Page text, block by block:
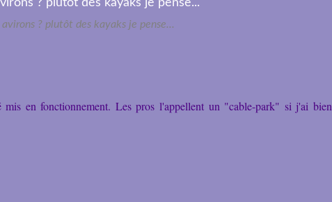
avirons ? plutôt des kayaks je pense...
mis en fonctionnement. Les pros l'appellent un "cable-park" si j'ai bien